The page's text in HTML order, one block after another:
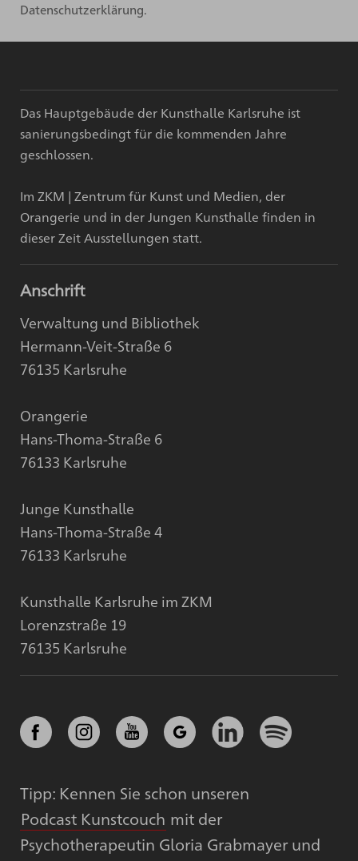
Datenschutzerklärung.
Das Hauptgebäude der Kunsthalle Karlsruhe ist
sanierungsbedingt für die kommenden Jahre
geschlossen.
Im ZKM | Zentrum für Kunst und Medien, der
Orangerie und in der Jungen Kunsthalle finden in
dieser Zeit Ausstellungen statt.
Anschrift
Verwaltung und Bibliothek
Hermann-Veit-Straße 6
76135 Karlsruhe
Orangerie
Hans-Thoma-Straße 6
76133 Karlsruhe
Junge Kunsthalle
Hans-Thoma-Straße 4
76133 Karlsruhe
Kunsthalle Karlsruhe im ZKM
Lorenzstraße 19
76135 Karlsruhe
Tipp: Kennen Sie schon unseren
Podcast Kunstcouch mit der
Psychotherapeutin Gloria Grabmayer und